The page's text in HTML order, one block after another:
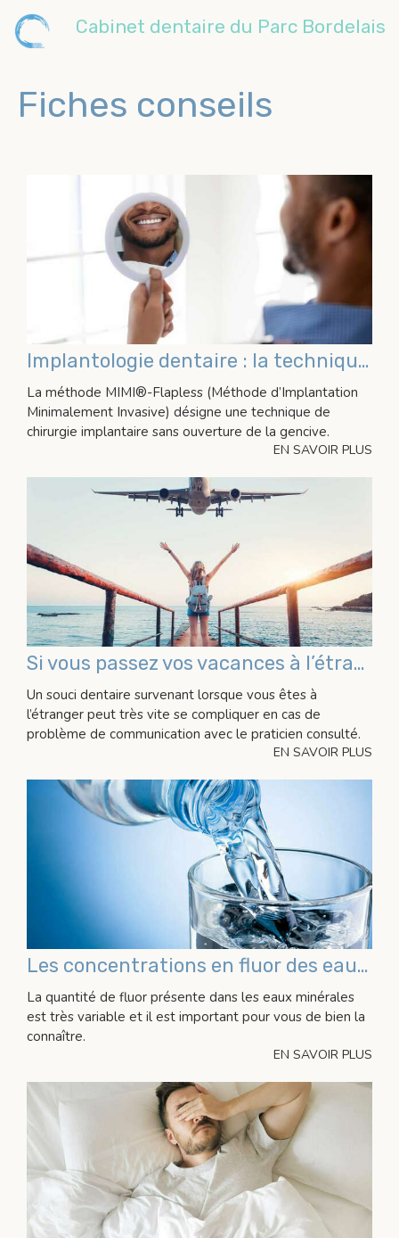
Cabinet dentaire du Parc Bordelais
Fiches conseils
Implantologie dentaire : la technique flapless
La méthode MIMI®-Flapless (Méthode d’Implantation
Minimalement Invasive) désigne une technique de
chirurgie implantaire sans ouverture de la gencive.
EN SAVOIR PLUS
Si vous passez vos vacances à l’étranger...
Un souci dentaire survenant lorsque vous êtes à
l’étranger peut très vite se compliquer en cas de
problème de communication avec le praticien consulté.
EN SAVOIR PLUS
Les concentrations en fluor des eaux minérales
La quantité de fluor présente dans les eaux minérales
est très variable et il est important pour vous de bien la
connaître.
EN SAVOIR PLUS